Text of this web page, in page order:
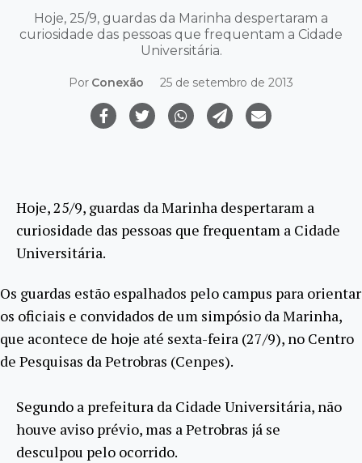
Hoje, 25/9, guardas da Marinha despertaram a
curiosidade das pessoas que frequentam a Cidade
Universitária.
Por Conexão 25 de setembro de 2013
Hoje, 25/9, guardas da Marinha despertaram a
curiosidade das pessoas que frequentam a Cidade
Universitária.
Os guardas estão espalhados pelo campus para orientar
os oficiais e convidados de um simpósio da Marinha,
que acontece de hoje até sexta-feira (27/9), no Centro
de Pesquisas da Petrobras (Cenpes).
Segundo a prefeitura da Cidade Universitária, não
houve aviso prévio, mas a Petrobras já se
desculpou pelo ocorrido.